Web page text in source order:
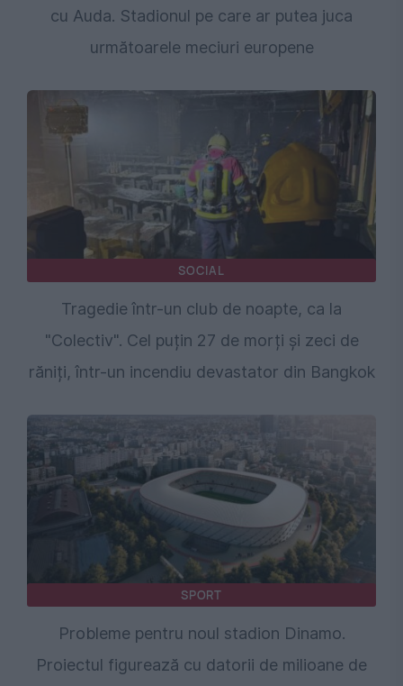
cu Auda. Stadionul pe care ar putea juca
următoarele meciuri europene
SOCIAL
Tragedie într-un club de noapte, ca la
"Colectiv". Cel puțin 27 de morți și zeci de
răniți, într-un incendiu devastator din Bangkok
SPORT
Probleme pentru noul stadion Dinamo.
Proiectul figurează cu datorii de milioane de